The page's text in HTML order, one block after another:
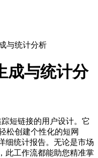
与统计分析
成与统计分
短链接的用户设计。它
松创建个性化的短网
细统计报告。无论是市场
此工作流都能助您精准掌